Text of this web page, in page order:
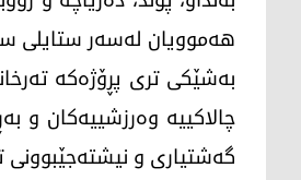
هەموویان لەسەر ستایلی
بەشێکی تری پڕۆژەکە
چالاکییە وەرزشییەکان و
گەشتیاری و